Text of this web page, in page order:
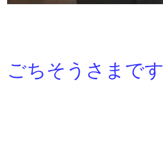
ごちそうさまです